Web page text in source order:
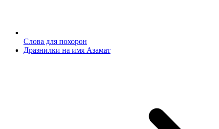
Слова для похорон
Дразнилки на имя Азамат